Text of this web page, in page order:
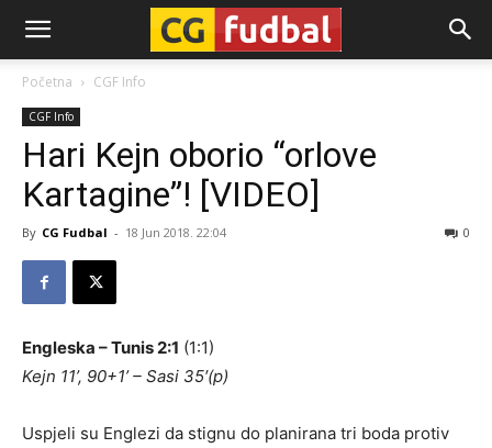
CG-
Fudbal
Početna CGF Info
CGF Info
Hari Kejn oborio “orlove
Kartagine”! [VIDEO]
By CG Fudbal - 18 Jun 2018. 22:04 0
Engleska – Tunis 2:1 (1:1)
Kejn 11’, 90+1’ – Sasi 35′(p)
Uspjeli su Englezi da stignu do planirana tri boda protiv